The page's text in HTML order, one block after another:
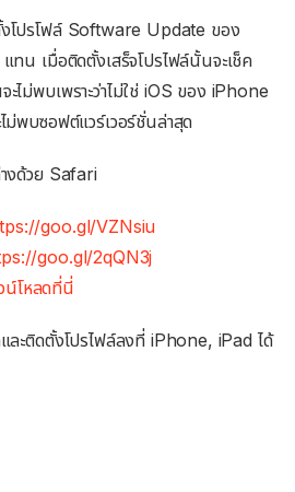
โปรโฟล์ Software Update ของ
น เมื่อติดตั้งเสร็จโปรไฟล์นั้นจะเช็ค
ไม่พบเพราะว่าไม่ใช่ iOS ของ iPhone
พบซอฟต์แวร์เวอร์ชั่นล่าสุด
งด้วย Safari
goo.gl/VZNsiu
goo.gl/2qQN3j
น์โหลดที่นี่
ละติดตั้งโปรไฟล์ลงที่ iPhone, iPad ได้